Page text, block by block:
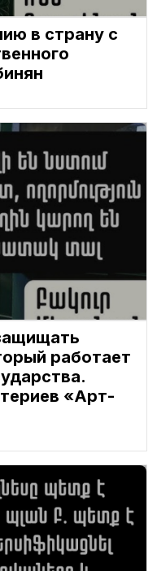
в страну с
работает
«Арт-